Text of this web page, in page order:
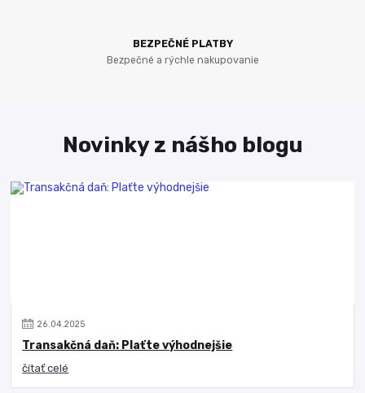
BEZPEČNÉ PLATBY
Bezpečné a rýchle nakupovanie
Novinky z nášho blogu
26.04.2025
Transakčná daň: Plaťte výhodnejšie
čítať celé